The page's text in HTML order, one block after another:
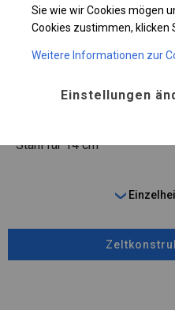
WINTER
Stahl ca.fi 50 mm
Stahlfür 14 cm
Sie wie wir Cookies mögen
Cookies zustimmen, klicken
Weitere Informationen zur
Einstellungen